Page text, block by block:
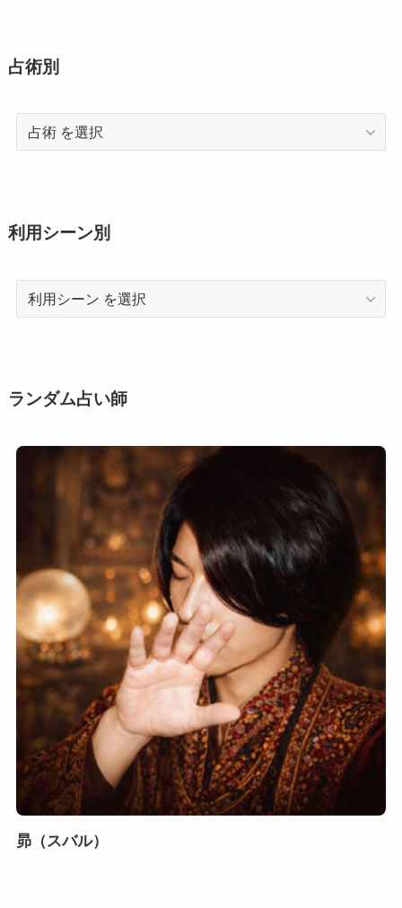
占術別
術
利用シーン別
利
用
ン
ランダム占い師
昴（スバル）